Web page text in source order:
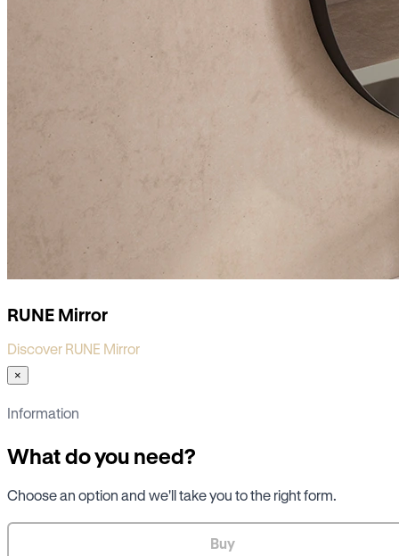
RUNE Mirror
Discover RUNE Mirror
×
Information
What do you need?
Choose an option and we'll take you to the right form.
Buy